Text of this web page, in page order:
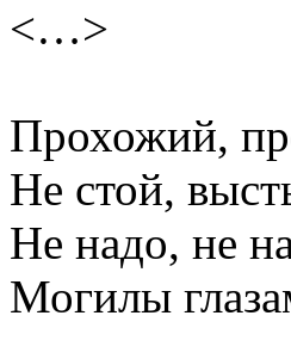
<…>
Прохожий,
Не стой,
Не надо, не
Могилы